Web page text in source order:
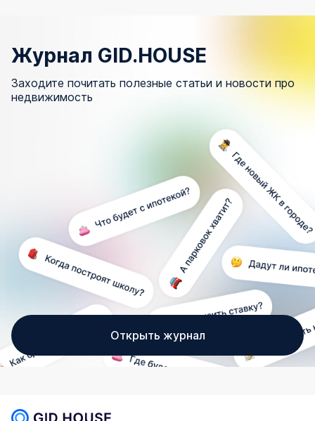
Журнал GID.HOUSE
Заходите почитать полезные статьи и новости про
недвижимость
Открыть журнал